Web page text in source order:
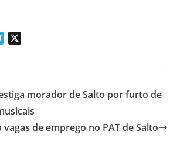
g
r
a
m
morador de Salto por furto de
vagas de emprego no PAT de Salto